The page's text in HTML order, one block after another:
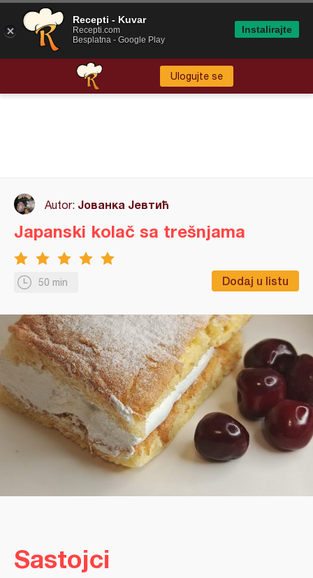
Ulogujte se
Autor: Јованка Јевтић
50 min Dodaj u listu
Japanski kolač sa trešnjama
Sastojci
Recepti - Kuvar
Recepti.com
Besplatna - Google Play
Instalirajte